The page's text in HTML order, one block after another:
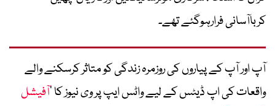
کرباآسانی فرارہوگئے تھے۔
آپ اور آپ کے پیاروں کی روزمرہ زندگی کو متاثر کرسکنے والے
واقعات کی اپ ڈیٹس کے لیے واٹس ایپ پر وی نیوز کا ’آفیشل